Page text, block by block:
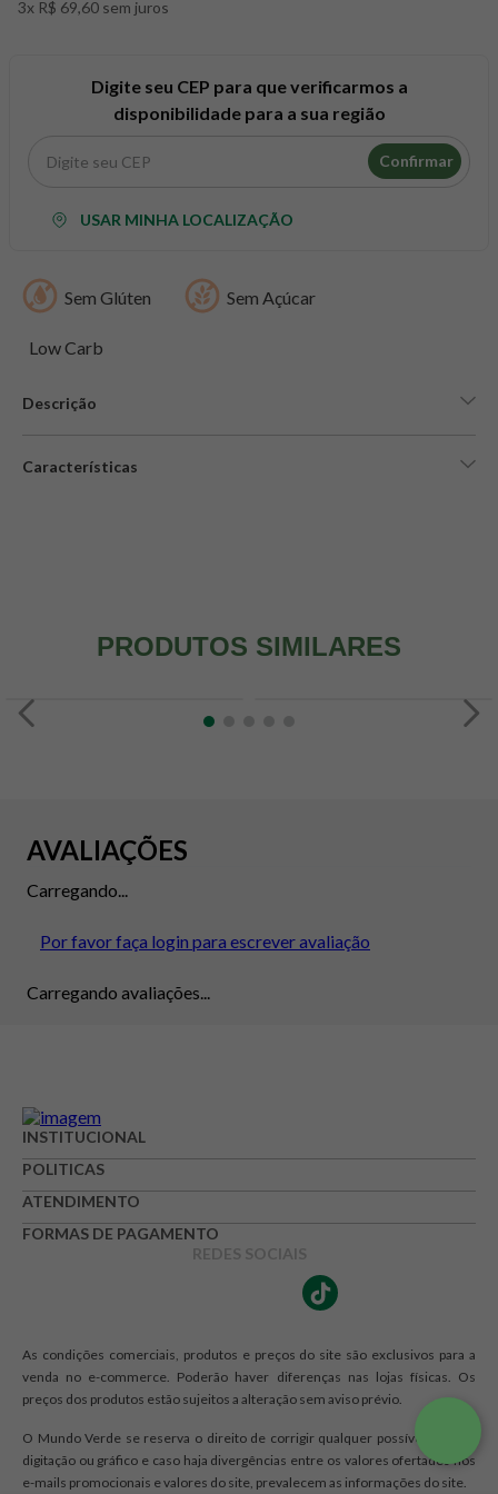
3x R$ 69,60 sem juros
Digite seu CEP para que verificarmos a
disponibilidade para a sua região
Confirmar
USAR MINHA LOCALIZAÇÃO
Sem Glúten Sem Açúcar
Low Carb
Descrição
Características
PRODUTOS SIMILARES
AVALIAÇÕES
Carregando...
Por favor faça login para escrever avaliação
Carregando avaliações...
INSTITUCIONAL
POLITICAS
ATENDIMENTO
FORMAS DE PAGAMENTO
REDES SOCIAIS
As condições comerciais, produtos e preços do site são exclusivos para a
venda no e-commerce. Poderão haver diferenças nas lojas físicas. Os
preços dos produtos estão sujeitos a alteração sem aviso prévio.
O Mundo Verde se reserva o direito de corrigir qualquer possível erro de
digitação ou gráfico e caso haja divergências entre os valores ofertados nos
e-mails promocionais e valores do site, prevalecem as informações do site.
8º snack proteico mundo verde
creatina mundo verde